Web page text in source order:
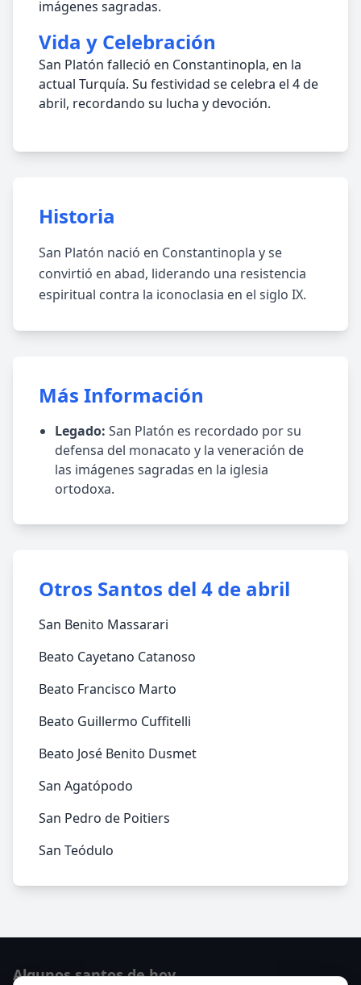
imágenes sagradas.
Vida y Celebración
San Platón falleció en Constantinopla, en la
actual Turquía. Su festividad se celebra el 4 de
abril, recordando su lucha y devoción.
Historia
San Platón nació en Constantinopla y se
convirtió en abad, liderando una resistencia
espiritual contra la iconoclasia en el siglo IX.
Más Información
Legado: San Platón es recordado por su
defensa del monacato y la veneración de
las imágenes sagradas en la iglesia
ortodoxa.
Otros Santos del 4 de abril
San Benito Massarari
Beato Cayetano Catanoso
Beato Francisco Marto
Beato Guillermo Cuffitelli
Beato José Benito Dusmet
San Agatópodo
San Pedro de Poitiers
San Teódulo
Algunos santos de hoy